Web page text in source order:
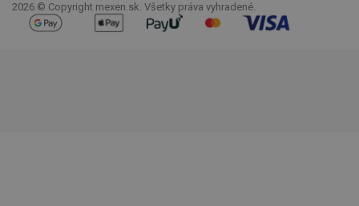
2026 © Copyright mexen.sk. Všetky práva vyhradené.